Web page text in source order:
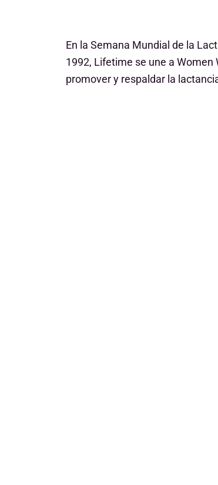
En la Semana Mundial de la
1992, Lifetime se une a
promover y respaldar la